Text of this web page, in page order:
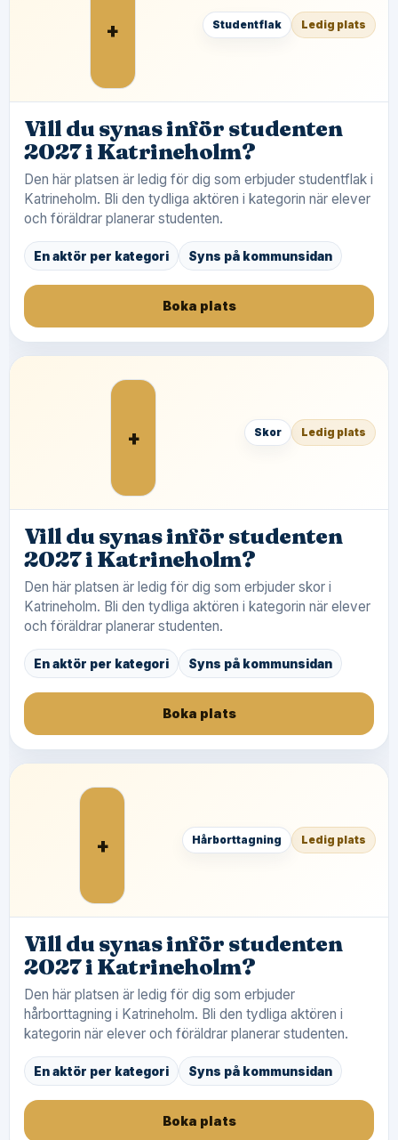
+ Studentflak Ledig plats
Vill du synas inför studenten
2027 i Katrineholm?
Den här platsen är ledig för dig som erbjuder studentflak i
Katrineholm. Bli den tydliga aktören i kategorin när elever
och föräldrar planerar studenten.
En aktör per kategori Syns på kommunsidan
Boka plats
+ Skor Ledig plats
Vill du synas inför studenten
2027 i Katrineholm?
Den här platsen är ledig för dig som erbjuder skor i
Katrineholm. Bli den tydliga aktören i kategorin när elever
och föräldrar planerar studenten.
En aktör per kategori Syns på kommunsidan
Boka plats
+ Hårborttagning Ledig plats
Vill du synas inför studenten
2027 i Katrineholm?
Den här platsen är ledig för dig som erbjuder
hårborttagning i Katrineholm. Bli den tydliga aktören i
kategorin när elever och föräldrar planerar studenten.
En aktör per kategori Syns på kommunsidan
Boka plats